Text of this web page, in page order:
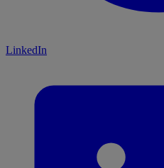
LinkedIn